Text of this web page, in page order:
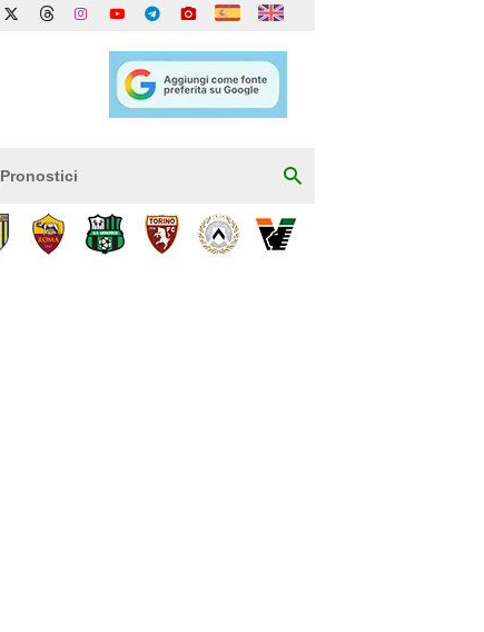
Pronostici